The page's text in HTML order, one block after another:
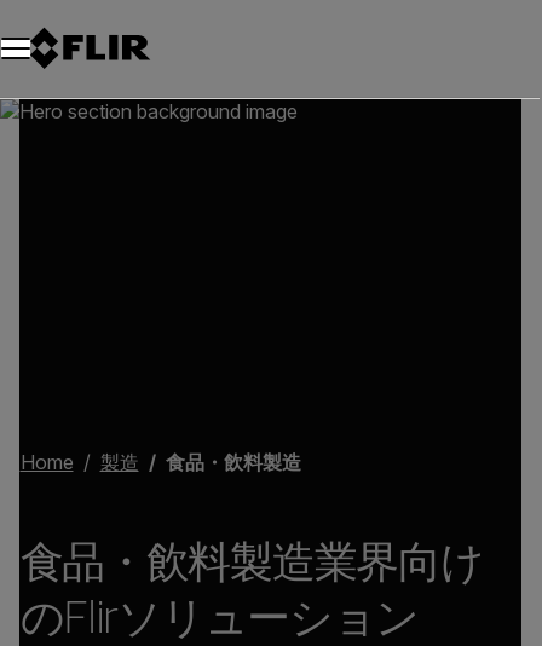
Home 製造 食品・飲料製造
食品・飲料製造業界向け
のFlirソリューション